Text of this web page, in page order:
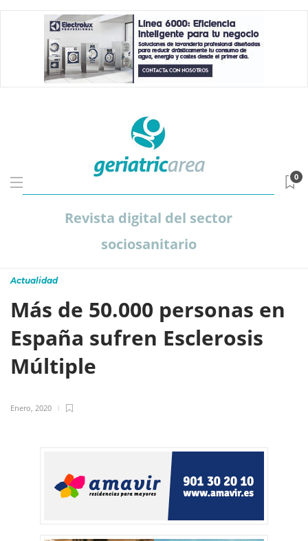
Revista digital del sector
sociosanitario
0
Actualidad
Más de 50.000 personas en
España sufren Esclerosis
Múltiple
Enero, 2020